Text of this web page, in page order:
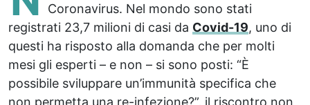
Coronavirus. Nel mondo sono stati
registrati 23,7 milioni di casi da Covid-19, uno di
questi ha risposto alla domanda che per molti
mesi gli esperti – e non – si sono posti: “È
possibile sviluppare un’immunità specifica che
non permetta una re-infezione?”, il riscontro non